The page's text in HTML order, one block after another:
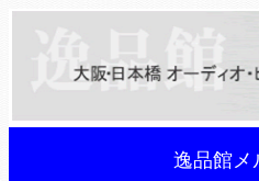
逸品館